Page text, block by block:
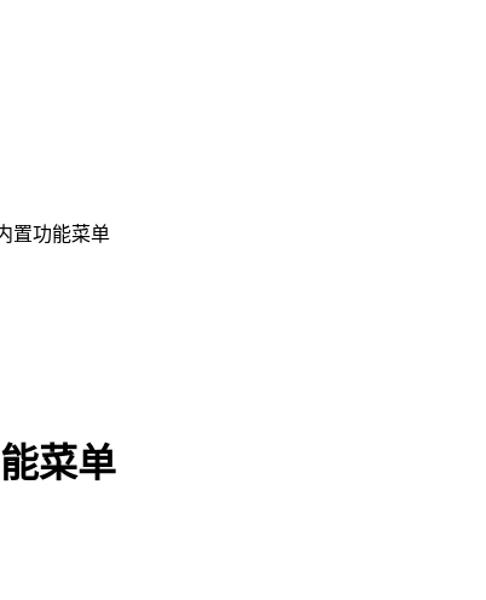
置功能菜单
菜单